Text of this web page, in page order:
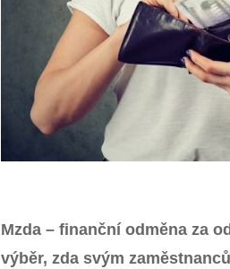
Mzda – finanční odměna za
výběr, zda svým